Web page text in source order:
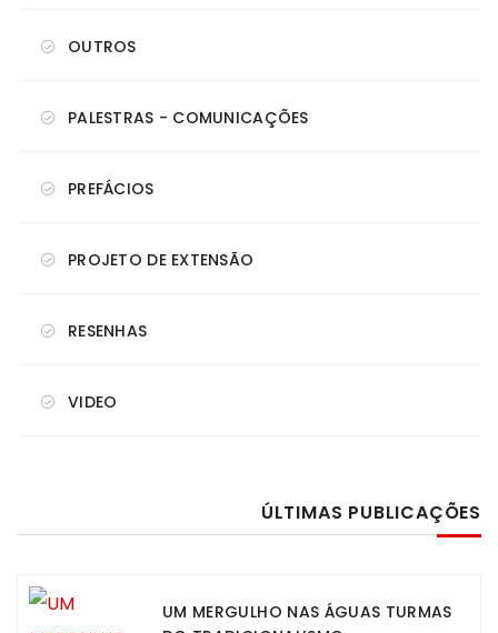
OUTROS
PALESTRAS - COMUNICAÇÕES
PREFÁCIOS
PROJETO DE EXTENSÃO
RESENHAS
VIDEO
ÚLTIMAS PUBLICAÇÕES
UM MERGULHO NAS ÁGUAS TURMAS